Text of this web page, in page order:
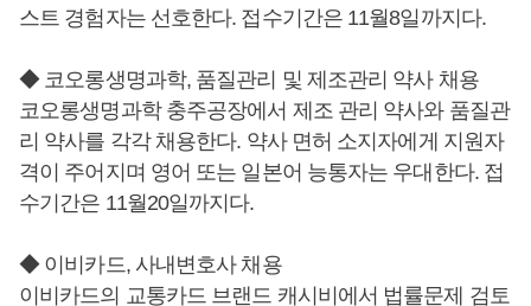
스트 경험자는 선호한다. 접수기간은 11월8일까지다.
◆ 코오롱생명과학, 품질관리 및 제조관리 약사 채용
코오롱생명과학 충주공장에서 제조 관리 약사와 품질관
리 약사를 각각 채용한다. 약사 면허 소지자에게 지원자
격이 주어지며 영어 또는 일본어 능통자는 우대한다. 접
수기간은 11월20일까지다.
◆ 이비카드, 사내변호사 채용
이비카드의 교통카드 브랜드 캐시비에서 법률문제 검토